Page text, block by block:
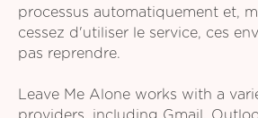
processus automatiquement et,
cessez d'utiliser le service, ces
pas reprendre.
Leave Me Alone works with a
providers, including Gmail,